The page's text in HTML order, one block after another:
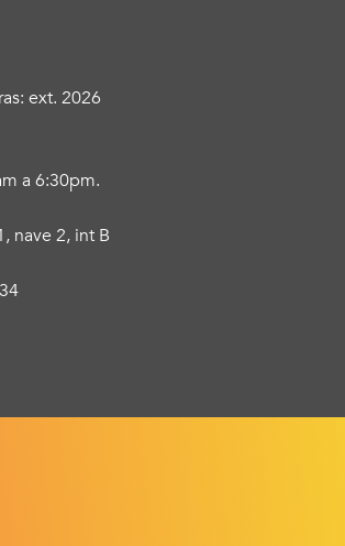
ext. 2026
a 6:30pm.
nave 2, int B